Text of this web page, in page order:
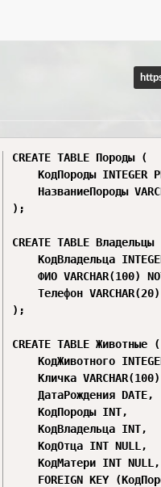
CREATE TABLE Породы (
КодПороды INTEGER
НазваниеПороды
);
CREATE TABLE Владельцы
КодВладельца
ФИО VARCHAR(100)
    Телефон VARCHAR(20)
);
CREATE TABLE Животные (
КодЖивотного
Кличка
    ДатаРождения DATE,
    КодПороды INT,
    КодВладельца INT,
    КодОтца INT NULL,
    КодМатери INT NULL,
FOREIGN KEY